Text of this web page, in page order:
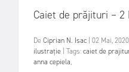
Caiet de prăjituri – 2
De Ciprian N. Isac 02 Mai, 2020
ilustrație
Tags:caiet de
anna cepiela,